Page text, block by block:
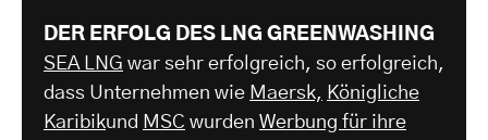
DER ERFOLG DES LNG GREENWASHING
SEA LNG war sehr erfolgreich, so erfolgreich,
dass Unternehmen wie Maersk, Königliche
Karibikund MSC wurden Werbung für ihre